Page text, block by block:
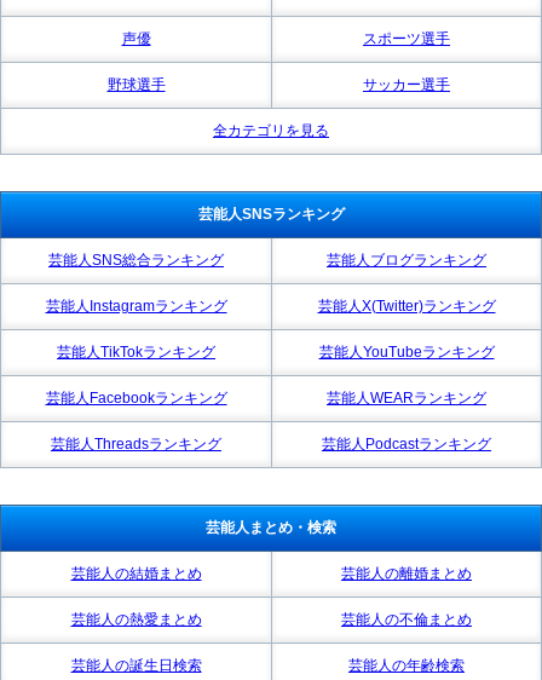
声優 スポーツ選手
野球選手 サッカー選手
全カテゴリを見る
芸能人SNSランキング
芸能人SNS総合ランキング 芸能人ブログランキング
芸能人Instagramランキング 芸能人X(Twitter)ランキング
芸能人TikTokランキング 芸能人YouTubeランキング
芸能人Facebookランキング 芸能人WEARランキング
芸能人Threadsランキング 芸能人Podcastランキング
芸能人まとめ・検索
芸能人の結婚まとめ 芸能人の離婚まとめ
芸能人の熱愛まとめ 芸能人の不倫まとめ
芸能人の誕生日検索 芸能人の年齢検索